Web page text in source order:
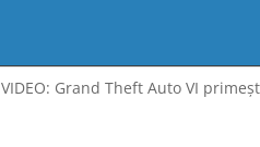
VIDEO: Grand Theft Auto VI